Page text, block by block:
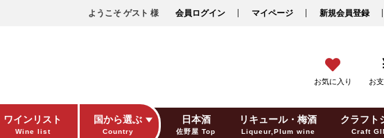
ようこそ ゲスト 様 会員ログイン マイページ 新規会員登録
お気に入り お
ワインリスト
Wine list
国から選ぶ
Country
日本酒
佐野屋 Top
リキュール・梅酒
Liqueur,Plum wine
クラフト
Craft